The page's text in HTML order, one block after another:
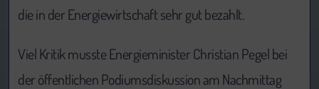
die in der Energiewirtschaft sehr gut bezahlt.
Viel Kritik musste Energieminister Christian Pegel bei
der öffentlichen Podiumsdiskussion am Nachmittag